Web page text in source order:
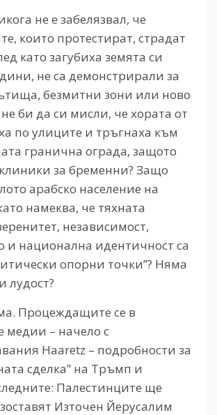
не е забелязвал, че
които протестират, страдат
като загубиха земята си
не са демонстрирали за
безмитни зони или ново
би да си мисли, че хората от
по улиците и тръгнаха към
гранична ограда, защото
за бременни? Защо
арабско население на
намеква, че тяхната
независимост,
и национална идентичност са
опорни точки”? Няма
лудост?
Процеждащите се в
медии – начело с
Haaretz – подробности за
сделка” на Тръмп и
Палестинците ще
Източен Йерусалим